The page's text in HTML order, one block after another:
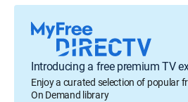
Introducing a free premium TV
Enjoy a curated selection of popular
On Demand library